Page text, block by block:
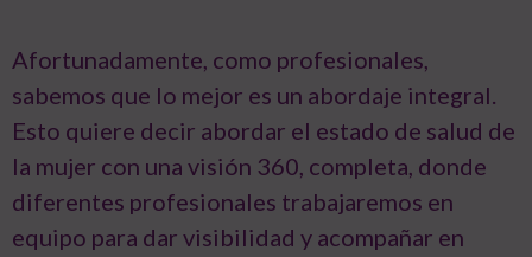
Afortunadamente, como profesionales,
sabemos que lo mejor es un abordaje integral.
Esto quiere decir abordar el estado de salud de
la mujer con una visión 360, completa, donde
diferentes profesionales trabajaremos en
equipo para dar visibilidad y acompañar en